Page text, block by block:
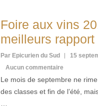
Foire aux vins
meilleurs
Par Epicurien du Sud
15
Aucun commentaire
Le mois de septembre ne
des classes et fin de l’été,